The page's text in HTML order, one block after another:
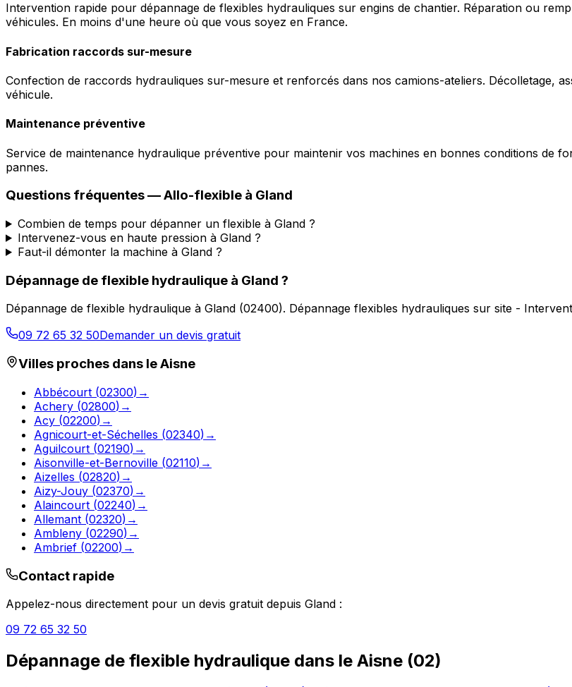
Intervention rapide pour dépannage de flexibles hydrauliques sur engins de chantier. Réparation ou
véhicules. En moins d'une heure où que vous soyez en France.
Fabrication raccords sur-mesure
Confection de raccords hydrauliques sur-mesure et renforcés dans nos camions-ateliers. Décolletage,
véhicule.
Maintenance préventive
Service de maintenance hydraulique préventive pour maintenir vos machines en bonnes conditions de
pannes.
Questions fréquentes —Allo-flexible à Gland
Combien de temps pour dépanner un flexible à Gland ?
Intervenez-vous en haute pression à Gland ?
Faut-il démonter la machine à Gland ?
Dépannage de flexible hydraulique à Gland ?
Dépannage de flexible hydraulique à Gland (02400). Dépannage flexibles hydrauliques sur site -
09 72 65 32 50Demander un devis gratuit
Villes proches dans leAisne
Abbécourt (02300) →
Achery (02800) →
Acy (02200) →
Agnicourt-et-Séchelles (02340) →
Aguilcourt (02190) →
Aisonville-et-Bernoville (02110) →
Aizelles (02820) →
Aizy-Jouy (02370) →
Alaincourt (02240) →
Allemant (02320) →
Ambleny (02290) →
Ambrief (02200) →
Contact rapide
Appelez-nous directement pour un devis gratuit depuis Gland :
09 72 65 32 50
Dépannage de flexible hydraulique dans le Aisne (02)